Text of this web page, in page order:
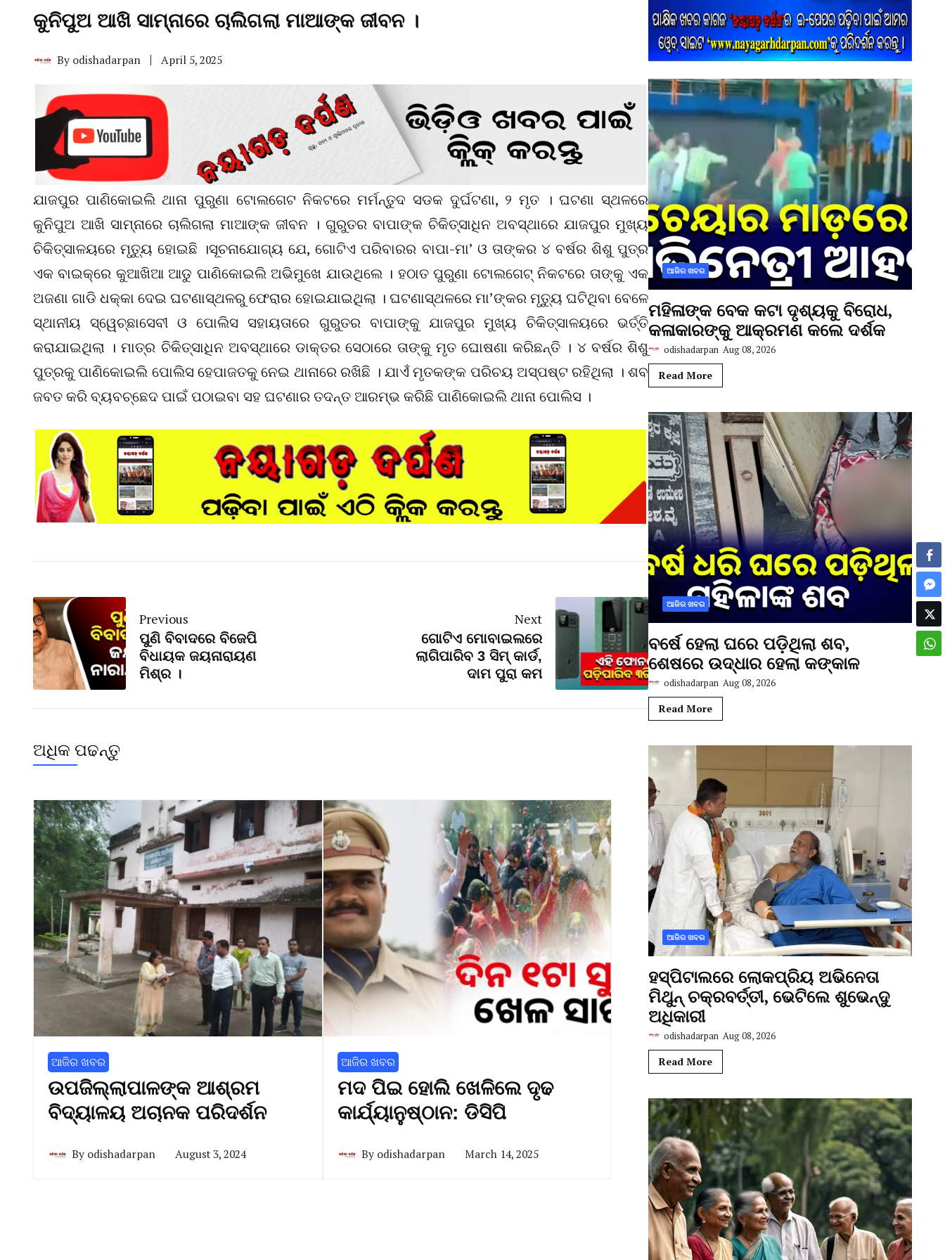
କୁନିପୁଅ ଆଖି ସାମ୍ନାରେ ଚାଲିଗଲା ମାଆଙ୍କ ଜୀବନ ।
By odishadarpan April 5, 2025
ଯାଜପୁର ପାଣିକୋଇଲି ଥାନା ପୁରୁଣା ଟୋଲଗେଟ ନିକଟରେ ମର୍ମନ୍ତୁଦ ସଡକ ଦୁର୍ଘଟଣା, ୨ ମୃତ । ଘଟଣା ସ୍ଥଳରେ
କୁନିପୁଅ ଆଖି ସାମ୍ନାରେ ଚାଲିଗଲା ମାଆଙ୍କ ଜୀବନ । ଗୁରୁତର ବାପାଙ୍କ ଚିକିତ୍ସାଧିନ ଅବସ୍ଥାରେ ଯାଜପୁର ମୁଖ୍ୟ
ଚିକିତ୍ସାଳୟରେ ମୃତ୍ୟୁ ହୋଇଛି ।ସୂଚନାଯୋଗ୍ୟ ଯେ, ଗୋଟିଏ ପରିବାରର ବାପା-ମା’ ଓ ତାଙ୍କର ୪ ବର୍ଷର ଶିଶୁ ପୁତ୍ର
ଏକ ବାଇକ୍‌ରେ କୁଆଖିଆ ଆଡୁ ପାଣିକୋଇଲି ଅଭିମୁଖେ ଯାଉଥିଲେ । ହଠାତ ପୁରୁଣା ଟୋଲଗେଟ୍ ନିକଟରେ ତାଙ୍କୁ ଏକ
ଅଜଣା ଗାଡି ଧକ୍କା ଦେଇ ଘଟଣାସ୍ଥଳରୁ ଫେରାର ହୋଇଯାଇଥିଲା । ଘଟଣାସ୍ଥଳରେ ମା’ଙ୍କର ମୃତ୍ୟୁ ଘଟିଥିବା ବେଳେ
ସ୍ଥାନୀୟ ସ୍ୱେଚ୍ଛାସେବୀ ଓ ପୋଲିସ ସହାୟତାରେ ଗୁରୁତର ବାପାଙ୍କୁ ଯାଜପୁର ମୁଖ୍ୟ ଚିକିତ୍ସାଳୟରେ ଭର୍ତ୍ତି
କରାଯାଇଥିଲା । ମାତ୍ର ଚିକିତ୍ସାଧିନ ଅବସ୍ଥାରେ ଡାକ୍ତର ସେଠାରେ ତାଙ୍କୁ ମୃତ ଘୋଷଣା କରିଛନ୍ତି । ୪ ବର୍ଷର ଶିଶୁ
ପୁତ୍ରକୁ ପାଣିକୋଇଲି ପୋଲିସ ହେପାଜତକୁ ନେଇ ଥାନାରେ ରଖିଛି । ଯାଏଁ ମୃତକଙ୍କ ପରିଚୟ ଅସ୍ପଷ୍ଟ ରହିଥିଲା । ଶବ
ଜବତ କରି ବ୍ୟବଚ୍ଛେଦ ପାଇଁ ପଠାଇବା ସହ ଘଟଣାର ତଦନ୍ତ ଆରମ୍ଭ କରିଛି ପାଣିକୋଇଲି ଥାନା ପୋଲିସ ।
Previous
ପୁଣି ବିବାଦରେ ବିଜେପି
ବିଧାୟକ ଜୟନାରାୟଣ
ମିଶ୍ର ।
Next
ଗୋଟିଏ ମୋବାଇଲରେ
ଲାଗିପାରିବ 3 ସିମ୍ କାର୍ଡ,
ଦାମ ପୁରା କମ
ଅଧିକ ପଢନ୍ତୁ
ଆଜିର ଖବର
ଉପଜିଲ୍ଲାପାଳଙ୍କ ଆଶ୍ରମ
ବିଦ୍ୟାଳୟ ଅଚାନକ ପରିଦର୍ଶନ
By odishadarpan August 3, 2024
ଆଜିର ଖବର
ମଦ ପିଇ ହୋଲି ଖେଳିଲେ ଦୃଢ
କାର୍ଯ୍ୟାନୁଷ୍ଠାନ: ଡିସିପି
By odishadarpan March 14, 2025
ଆଜିର ଖବର
ମହିଳାଙ୍କ ବେକ କଟା ଦୃଶ୍ୟକୁ ବିରୋଧ,
କଳାକାରଙ୍କୁ ଆକ୍ରମଣ କଲେ ଦର୍ଶକ
odishadarpan Aug 08, 2026
Read More
ଆଜିର ଖବର
ବର୍ଷେ ହେଲା ଘରେ ପଡ଼ିଥିଲା ଶବ,
ଶେଷରେ ଉଦ୍ଧାର ହେଲା କଙ୍କାଳ
odishadarpan Aug 08, 2026
Read More
ଆଜିର ଖବର
ହସ୍ପିଟାଲରେ ଲୋକପ୍ରିୟ ଅଭିନେତା
ମିଥୁନ୍ ଚକ୍ରବର୍ତ୍ତୀ, ଭେଟିଲେ ଶୁଭେନ୍ଦୁ
ଅଧିକାରୀ
odishadarpan Aug 08, 2026
Read More